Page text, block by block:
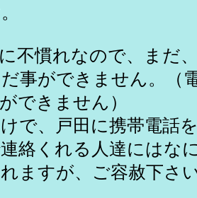
不慣れなので、まだ
事ができません。（
できません）
で、戸田に携帯電話
絡くれる人達にはな
ますが、ご容赦下さ